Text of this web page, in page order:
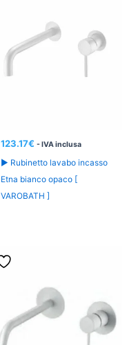
123.17€ - IVA inclusa
► Rubinetto lavabo incasso
Etna bianco opaco [
VAROBATH ]